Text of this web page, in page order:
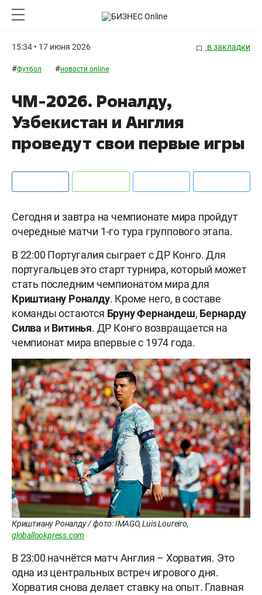
15:34 • 17 июня 2026 в закладки
#футбол #новости online
ЧМ-2026. Роналду,
Узбекистан и Англия
проведут свои первые игры
Сегодня и завтра на чемпионате мира пройдут
очередные матчи 1-го тура группового этапа.
В 22:00 Португалия сыграет с ДР Конго. Для
португальцев это старт турнира, который может
стать последним чемпионатом мира для
Криштиану Роналду. Кроме него, в составе
команды остаются Бруну Фернандеш, Бернарду
Силва и Витинья. ДР Конго возвращается на
чемпионат мира впервые с 1974 года.
Криштиану Роналду / фото: IMAGO, Luis Loureiro,
globallookpress.com
В 23:00 начнётся матч Англия – Хорватия. Это
одна из центральных встреч игрового дня.
Хорватия снова делает ставку на опыт. Главная